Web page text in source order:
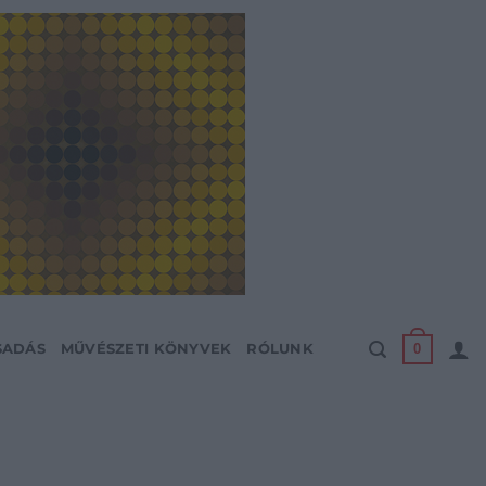
MŰVÉSZETI KÖNYVEK RÓLUNK 0